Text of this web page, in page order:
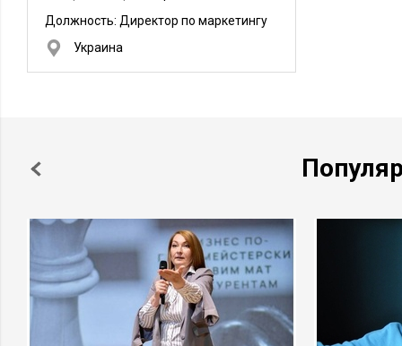
Должность: Директор по маркетингу
Украина